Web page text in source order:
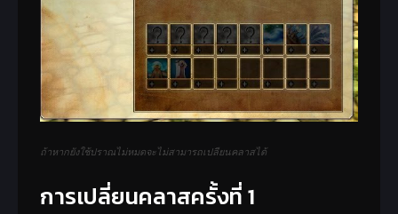
ถ้าหากยังใช้ปราณไม่หมดจะไม่สามารถเปลียนคลาสได้
การเปลี่ยนคลาสครั้งที่ 1